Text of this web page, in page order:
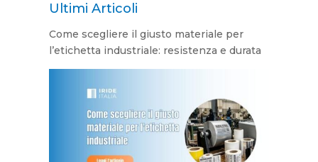
Ultimi Articoli
Come scegliere il giusto materiale per
l’etichetta industriale: resistenza e durata